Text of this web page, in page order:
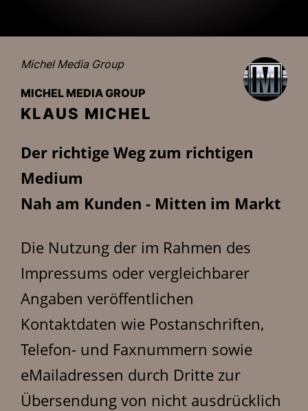
Michel Media Group
MICHEL MEDIA GROUP
KLAUS MICHEL
Der richtige Weg zum richtigen
Medium
Nah am Kunden - Mitten im Markt
Die Nutzung der im Rahmen des
Impressums oder vergleichbarer
Angaben veröffentlichen
Kontaktdaten wie Postanschriften,
Telefon- und Faxnummern sowie
eMailadressen durch Dritte zur
Übersendung von nicht ausdrücklich